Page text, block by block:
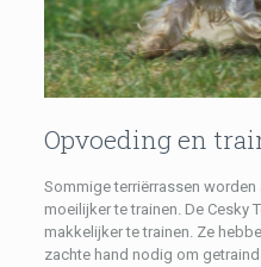
Opvoeding en
Sommige terriërrassen
moeilijker te trainen. De Cesky
makkelijker te trainen. Ze
zachte hand nodig om